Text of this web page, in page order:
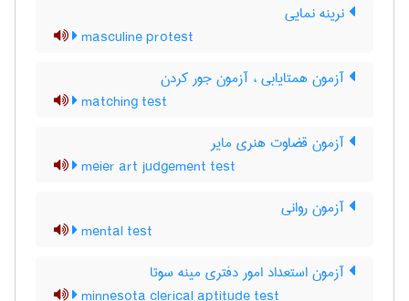
نرینه نمایی
masculine protest
آزمون همتایابی ، آزمون جور کردن
matching test
آزمون قضاوت هنری مایر
meier art judgement test
آزمون روانی
mental test
آزمون استعداد امور دفتری مینه سوتا